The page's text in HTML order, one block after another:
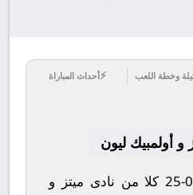
وخطة اللعب ⚡أحداث المباراة
و أولمبيك ليون
يلتقى اليوم 2026-01-25 كلا من نادى ميتز و